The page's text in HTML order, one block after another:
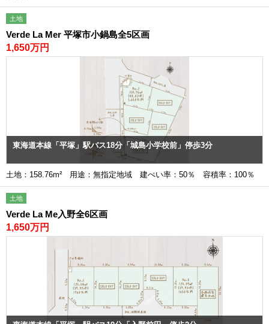
土地
Verde La Mer 平塚市小鍋島全5区画
1,650万円
東海道本線「平塚」駅バス18分「城島小学校前」停歩3分
土地：158.76m² 用途：無指定地域 建ぺい率：50％ 容積率：100％
土地
Verde La Me入野全6区画
1,650万円